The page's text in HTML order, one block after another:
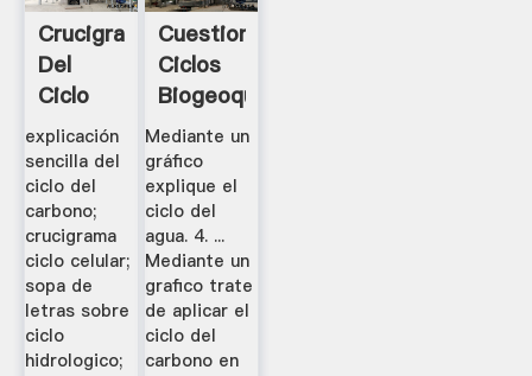
Crucigrama
Del
Ciclo
Del
Carbono
-
Nuevos
.
explicación
sencilla del
ciclo del
carbono;
crucigrama
ciclo celular;
sopa de
letras sobre
ciclo
hidrologico;
Cuestionario
Ciclos
Biogeoquimicos
-
Es.scribd
Mediante un
gráfico
explique el
ciclo del
agua. 4. ...
Mediante un
grafico trate
de aplicar el
ciclo del
carbono en